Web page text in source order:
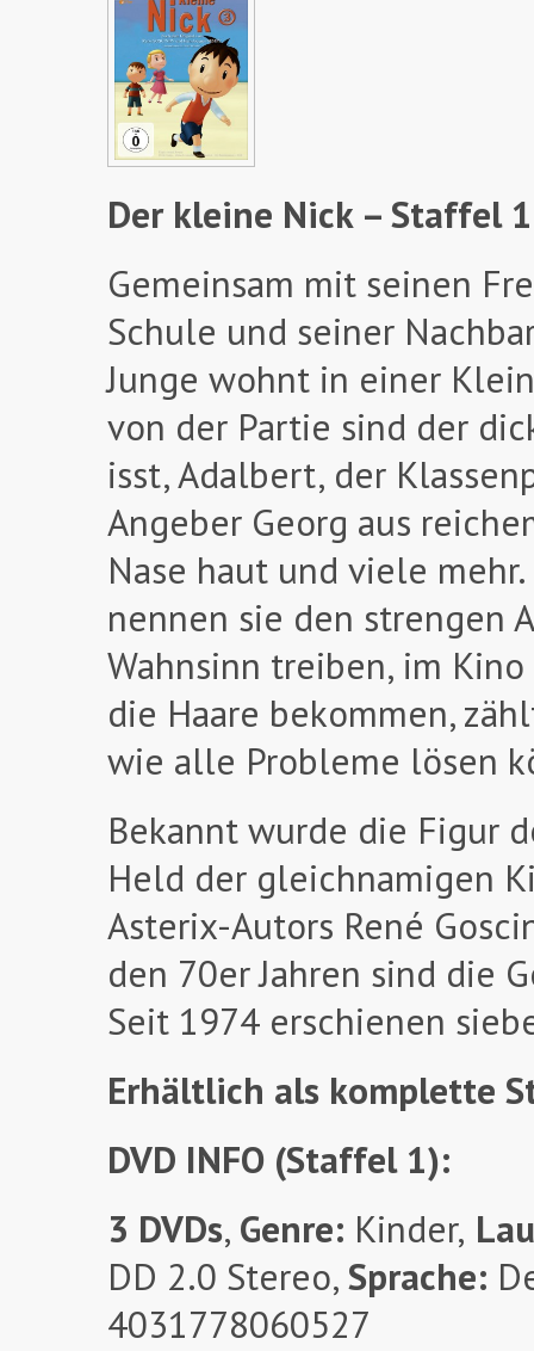
Der kleine Nick – Staffel
Gemeinsam mit seinen
Schule und seiner
Junge wohnt in einer
von der Partie sind der
isst, Adalbert, der
Angeber Georg aus
Nase haut und viele mehr.
nennen sie den strengen
Wahnsinn treiben, im
die Haare bekommen,
wie alle Probleme lösen
Bekannt wurde die Figur
Held der gleichnamigen
Asterix-Autors René
den 70er Jahren sind die
Seit 1974 erschienen
Erhältlich als komplette
DVD INFO (Staffel 1):
3 DVDs, Genre: Kinder,
DD 2.0 Stereo,Sprache:
4031778060527